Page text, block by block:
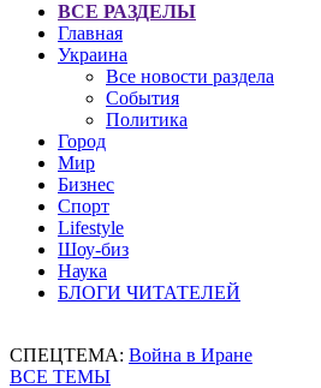
ВСЕ РАЗДЕЛЫ
Главная
Украина
Все новости раздела
События
Политика
Город
Мир
Бизнес
Спорт
Lifestyle
Шоу-биз
Наука
БЛОГИ ЧИТАТЕЛЕЙ
СПЕЦТЕМА: Война в Иране
ВСЕ ТЕМЫ